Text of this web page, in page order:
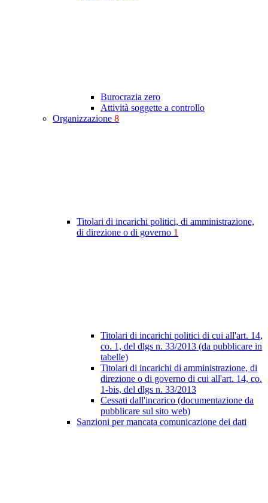
Burocrazia zero
Attività soggette a controllo
Organizzazione 8
Titolari di incarichi politici, di amministrazione,
di direzione o di governo 1
Titolari di incarichi politici di cui all'art. 14,
co. 1, del dlgs n. 33/2013 (da pubblicare in
tabelle)
Titolari di incarichi di amministrazione, di
direzione o di governo di cui all'art. 14, co.
1-bis, del dlgs n. 33/2013
Cessati dall'incarico (documentazione da
pubblicare sul sito web)
Sanzioni per mancata comunicazione dei dati